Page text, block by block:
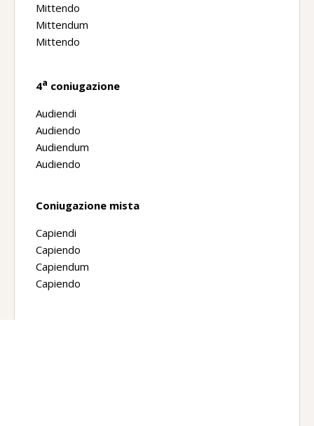
Mittendo
Mittendum
Mittendo
4a coniugazione
Audiendi
Audiendo
Audiendum
Audiendo
Coniugazione mista
Capiendi
Capiendo
Capiendum
Capiendo